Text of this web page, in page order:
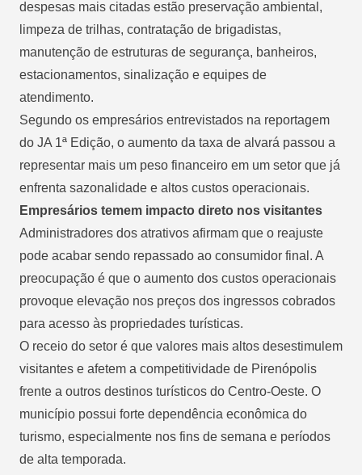
despesas mais citadas estão preservação ambiental,
limpeza de trilhas, contratação de brigadistas,
manutenção de estruturas de segurança, banheiros,
estacionamentos, sinalização e equipes de
atendimento.
Segundo os empresários entrevistados na reportagem
do JA 1ª Edição, o aumento da taxa de alvará passou a
representar mais um peso financeiro em um setor que já
enfrenta sazonalidade e altos custos operacionais.
Empresários temem impacto direto nos visitantes
Administradores dos atrativos afirmam que o reajuste
pode acabar sendo repassado ao consumidor final. A
preocupação é que o aumento dos custos operacionais
provoque elevação nos preços dos ingressos cobrados
para acesso às propriedades turísticas.
O receio do setor é que valores mais altos desestimulem
visitantes e afetem a competitividade de Pirenópolis
frente a outros destinos turísticos do Centro-Oeste. O
município possui forte dependência econômica do
turismo, especialmente nos fins de semana e períodos
de alta temporada.